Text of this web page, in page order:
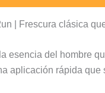
| Frescura clásica
esencia del hombre
aplicación rápida que